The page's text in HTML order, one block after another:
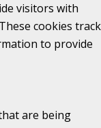
visitors with
cookies track
to provide
are being